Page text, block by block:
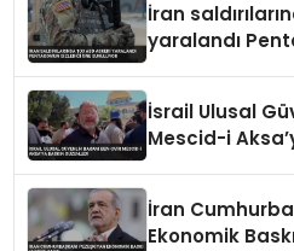
İran
yaralandı
İsrail Ulusal
Mescid-i
İran
Ekonomik